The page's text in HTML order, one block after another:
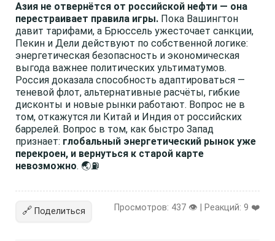
Азия не отвернётся от российской нефти — она
перестраивает правила игры. Пока Вашингтон
давит тарифами, а Брюссель ужесточает санкции,
Пекин и Дели действуют по собственной логике:
энергетическая безопасность и экономическая
выгода важнее политических ультиматумов.
Россия доказала способность адаптироваться —
теневой флот, альтернативные расчёты, гибкие
дисконты и новые рынки работают. Вопрос не в
том, откажутся ли Китай и Индия от российских
баррелей. Вопрос в том, как быстро Запад
признает: глобальный энергетический рынок уже
перекроен, и вернуться к старой карте
невозможно. 🌏⛽
🔗 Поделиться Просмотров: 437 👁️ | Реакций: 9 ❤️